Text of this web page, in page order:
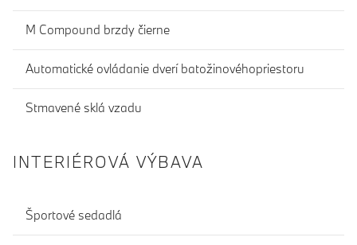
M Compound brzdy čierne
Automatické ovládanie dverí batožinovéhopriestoru
Stmavené sklá vzadu
INTERIÉROVÁ VÝBAVA
Športové sedadlá